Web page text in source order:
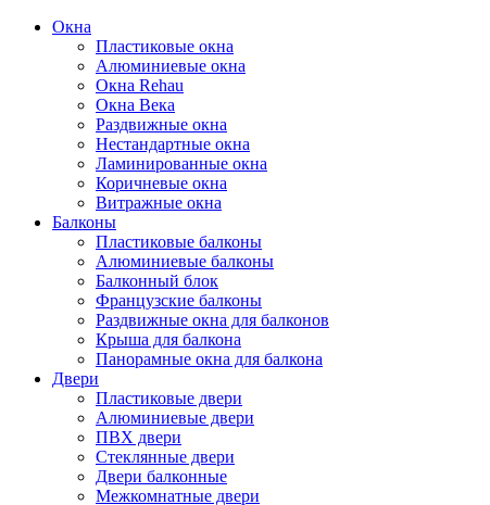
Окна
Пластиковые окна
Алюминиевые окна
Окна Rehau
Окна Века
Раздвижные окна
Нестандартные окна
Ламинированные окна
Коричневые окна
Витражные окна
Балконы
Пластиковые балконы
Алюминиевые балконы
Балконный блок
Французские балконы
Раздвижные окна для балконов
Крыша для балкона
Панорамные окна для балкона
Двери
Пластиковые двери
Алюминиевые двери
ПВХ двери
Стеклянные двери
Двери балконные
Межкомнатные двери